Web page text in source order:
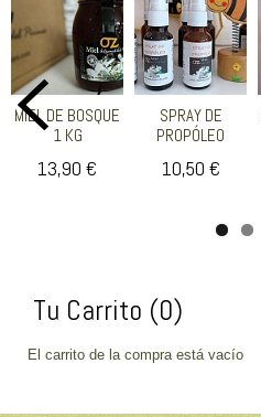
Tu Carrito (0)
El carrito de la compra está vacío
MIEL DE BOSQUE
1 KG
13,90 €
SPRAY DE
PROPÓLEO
10,50 €